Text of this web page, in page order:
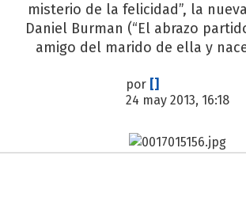
misterio de la felicidad”, la
Daniel Burman (“El abrazo
amigo del marido de ella y
por []
24 may 2013, 16:18